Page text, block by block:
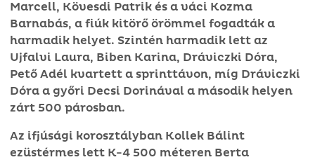
Marcell, Kövesdi Patrik és a váci Kozma
Barnabás, a fiúk kitörő örömmel fogadták a
harmadik helyet. Szintén harmadik lett az
Ujfalvi Laura, Biben Karina, Dráviczki Dóra,
Pető Adél kvartett a sprinttávon, míg Dráviczki
Dóra a győri Decsi Dorinával a második helyen
zárt 500 párosban.
Az ifjúsági korosztályban Kollek Bálint
ezüstérmes lett K-4 500 méteren Berta